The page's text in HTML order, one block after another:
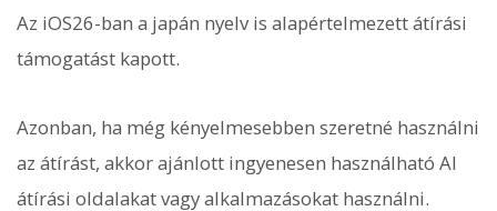
Az iOS26-ban a japán nyelv is alapértelmezett átírási
támogatást kapott.
Azonban, ha még kényelmesebben szeretné használni
az átírást, akkor ajánlott ingyenesen használható AI
átírási oldalakat vagy alkalmazásokat használni.